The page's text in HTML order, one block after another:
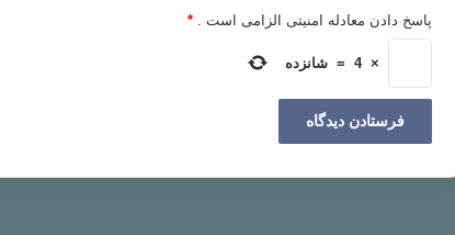
پاسخ دادن معادله امنیتی الزامی است . *
×
4
= شانزده